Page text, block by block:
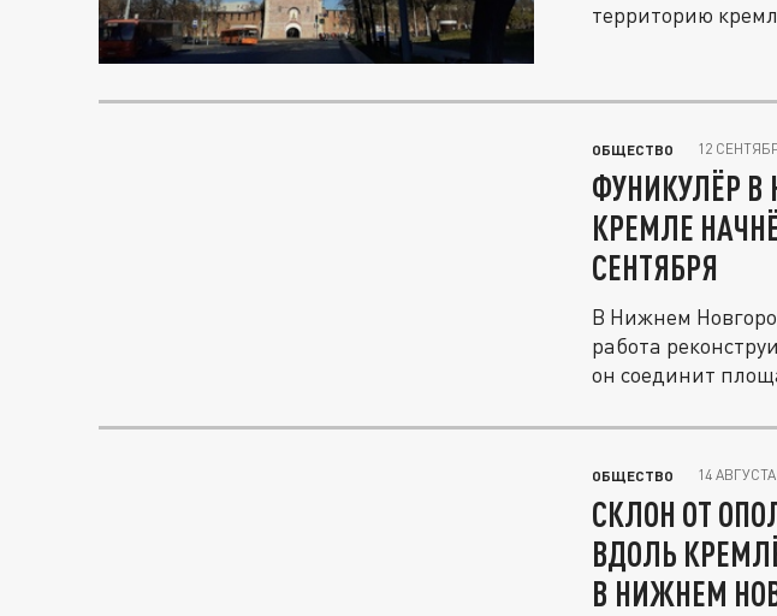
территорию
ОБЩЕСТВО 12
ФУНИКУЛЁР
КРЕМЛЕ
СЕНТЯБРЯ
В Нижнем
работа
он соединит
ОБЩЕСТВО 14 АВГУСТА
СКЛОН ОТ
ВДОЛЬ
В НИЖНЕМ